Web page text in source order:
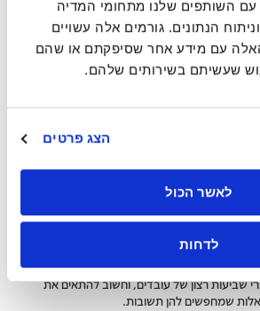
השותפים שלנו מתחומי המדיה
הנתונים. גורמים אלה עשויים
עם מידע אחר שסיפקתם או שהם
שעשיתם בשירותים שלהם.
הצג פרטים
לאשר הכול
לדחות
העבודה שלך ניתן לניהול?" או "האם אתה
הנפש עם המנהל שלך?". סקרי העובדים שלנו
ב-Great Place To Work כוללים התייחסות גם להתפתחות המקצועית
אתה מרגיש שיש מספיק הזדמנויות לצמיחה
"האם אתה מרוצה ממשאבי הלמידה והפיתוח
מסמנים "מרוצים/לא מרוצים", הסקרים שלנו ב-Great Place To Work
גיוון, שוויון, הכלה, שייכות ועוד.
עובדים
שביעות רצון של עובדים, וחשוב להתאים את
שמחפשים להן תשובות.